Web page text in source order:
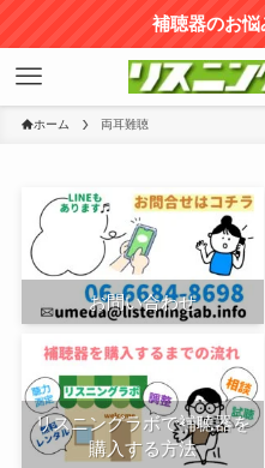
補聴器のお悩
ホーム 両耳難聴
お問い合わせ
リスニングラボで補聴器を
購入する方法